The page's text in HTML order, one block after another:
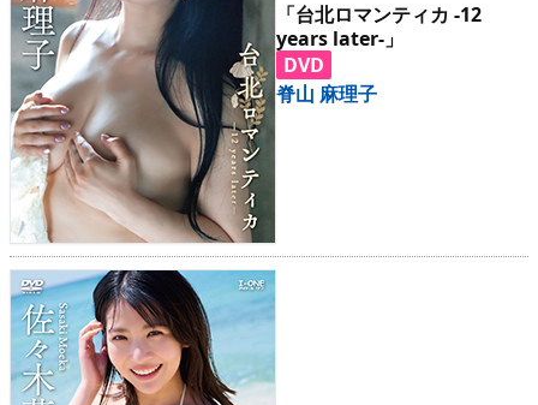
「台北ロマンティカ -12
years later-」
DVD
脊山 麻理子